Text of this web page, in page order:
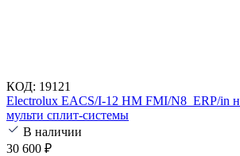
КОД: 19121
Electrolux EACS/I-12 HM FMI/N8_ERP/in
мульти сплит-системы
В наличии
30 600 ₽